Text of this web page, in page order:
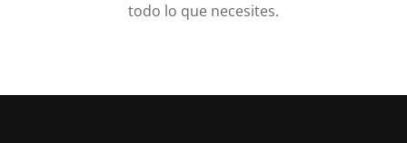
todo lo que necesites.